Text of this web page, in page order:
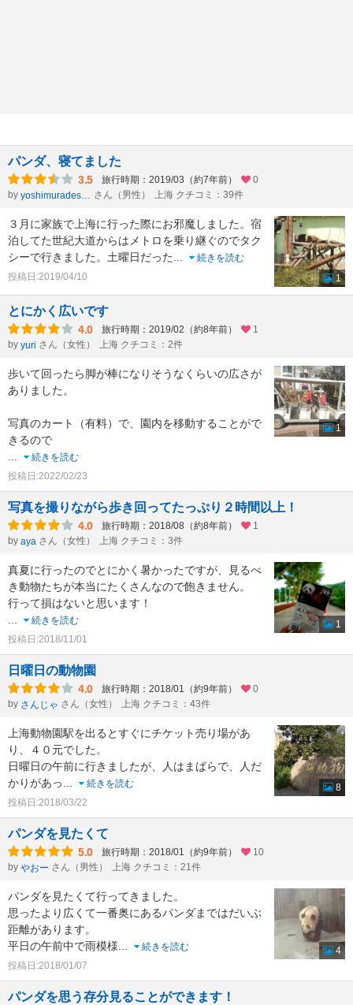
パンダ、寝てました
3.5 旅行時期：2019/03（約7年前）
0
by
yoshimuradesuyo さん（男性） 上海 クチコミ：39件
３月に家族で上海に行った際にお邪魔しました。宿
泊してた世紀大道からはメトロを乗り継ぐのでタク
シーで行きました。土曜日だった
続きを読む
投稿日:2019/04/10
1
とにかく広いです
4.0 旅行時期：2019/02（約8年前）
1
by yuri さん（女性） 上海 クチコミ：2件
歩いて回ったら脚が棒になりそうなくらいの広さが
ありました。
写真のカート（有料）で、園内を移動することがで
きるので
続きを読む
投稿日:2022/02/23
1
写真を撮りながら歩き回ってたっぷり２時間以上！
4.0 旅行時期：2018/08（約8年前）
1
by aya さん（女性） 上海 クチコミ：3件
真夏に行ったのでとにかく暑かったですが、見るべ
き動物たちが本当にたくさんなので飽きません。
行って損はないと思います！
続きを読む
投稿日:2018/11/01
1
日曜日の動物園
4.0 旅行時期：2018/01（約9年前）
0
by さんじゃ さん（女性） 上海 クチコミ：43件
上海動物園駅を出るとすぐにチケット売り場があ
り、４０元でした。
日曜日の午前に行きましたが、人はまばらで、人だ
かりがあっ
続きを読む
投稿日:2018/03/22
8
パンダを見たくて
5.0 旅行時期：2018/01（約9年前）
10
by やおー さん（男性） 上海 クチコミ：21件
パンダを見たくて行ってきました。
思ったより広くて一番奥にあるパンダまではだいぶ
距離があります。
平日の午前中で雨模様
続きを読む
投稿日:2018/01/07
4
パンダを思う存分見ることができます！